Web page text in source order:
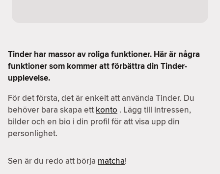
Tinder har massor av roliga funktioner. Här är några
funktioner som kommer att förbättra din Tinder-
upplevelse.
För det första, det är enkelt att använda Tinder. Du
behöver bara skapa ett konto . Lägg till intressen,
bilder och en bio i din profil för att visa upp din
personlighet.
Sen är du redo att börja matcha!